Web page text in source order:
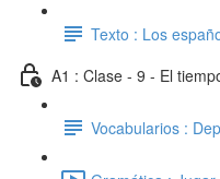
Texto : Los
A1 : Clase - 9 - El
Vocabularios :